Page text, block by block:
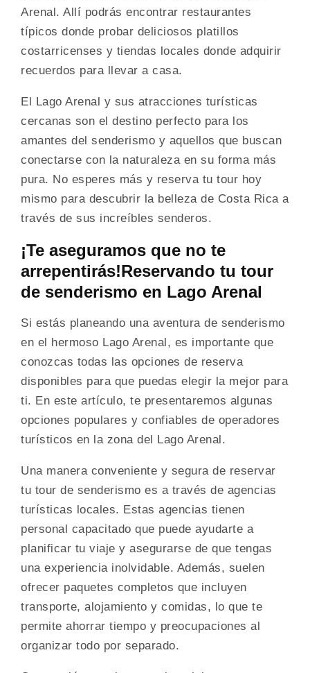
Arenal. Allí podrás encontrar restaurantes
típicos donde probar deliciosos platillos
costarricenses y tiendas locales donde adquirir
recuerdos para llevar a casa.
El Lago Arenal y sus atracciones turísticas
cercanas son el destino perfecto para los
amantes del senderismo y aquellos que buscan
conectarse con la naturaleza en su forma más
pura. No esperes más y reserva tu tour hoy
mismo para descubrir la belleza de Costa Rica a
través de sus increíbles senderos.
¡Te aseguramos que no te
arrepentirás!Reservando tu tour
de senderismo en Lago Arenal
Si estás planeando una aventura de senderismo
en el hermoso Lago Arenal, es importante que
conozcas todas las opciones de reserva
disponibles para que puedas elegir la mejor para
ti. En este artículo, te presentaremos algunas
opciones populares y confiables de operadores
turísticos en la zona del Lago Arenal.
Una manera conveniente y segura de reservar
tu tour de senderismo es a través de agencias
turísticas locales. Estas agencias tienen
personal capacitado que puede ayudarte a
planificar tu viaje y asegurarse de que tengas
una experiencia inolvidable. Además, suelen
ofrecer paquetes completos que incluyen
transporte, alojamiento y comidas, lo que te
permite ahorrar tiempo y preocupaciones al
organizar todo por separado.